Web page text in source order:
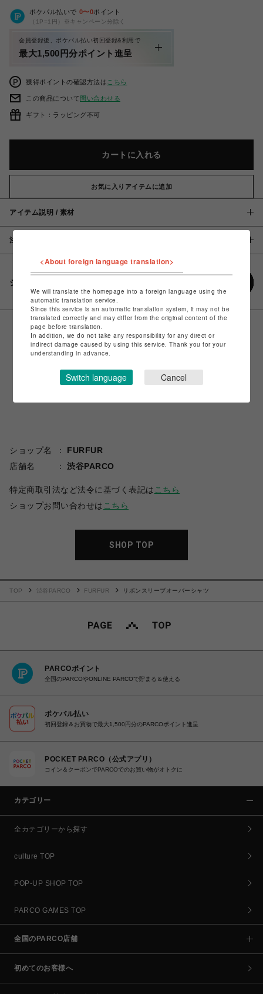
ポケパル払いで 0〜0ポイント
（1P=1円）※キャンペーン分除く
会員登録後、ポケパル払い初回登録&利用で
最大1,500円分ポイント進呈
獲得ポイントの確認方法は こちら
この商品について問い合わせる
ギフト：ラッピング不可
カートに入れる
お気に入りアイテムに追加
アイテム説明 / 素材
注意事項
シェアする
ショップ名
FURFUR
店舗名
渋谷PARCO
特定商取引法など法令に基づく表記は こちら
ショップお問い合わせは こちら
SHOP TOP
TOP 渋谷PARCO FURFUR リボンスリーブオーバーシャツ
PARCOポイント
全国のPARCOやONLINE PARCOで貯まる＆使える
ポケパル払い
初回登録＆お買物で最大1,500円分のPARCOポイント進呈
POCKET PARCO（公式アプリ）
コイン＆クーポンでPARCOでのお買い物がオトクに
カテゴリー
全カテゴリーから探す
culture TOP
POP-UP SHOP TOP
PARCO GAMES TOP
全国のPARCO店舗
初めてのお客様へ
<About foreign language translation>
We will translate the homepage into a foreign language using the
automatic translation service.
Since this service is an automatic translation system, it may not be
translated correctly and may differ from the original content of the
page before translation.
In addition, we do not take any responsibility for any direct or
indirect damage caused by using this service. Thank you for your
understanding in advance.
Switch language Cancel